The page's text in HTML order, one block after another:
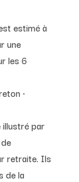
estimé à
une
les 6
•
illustré par
retraite. Ils
de la